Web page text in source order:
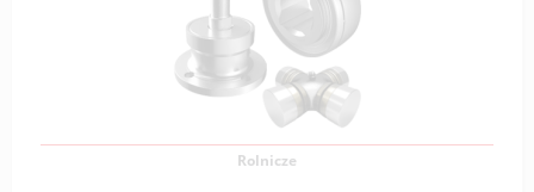
Łożyska to elementy mechaniczne używane do
umożliwienia ruchu obrotowego lub liniowego
pomiędzy
Zobacz produkty
Rolnicze